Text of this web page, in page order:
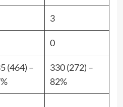
3
0
(464) –
330 (272) –
82%